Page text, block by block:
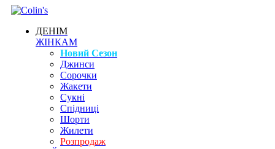
ДЕНІМ
ЖІНКАМ
Новий Сезон
Джинси
Сорочки
Жакети
Сукні
Спідниці
Шорти
Жилети
Розпродаж